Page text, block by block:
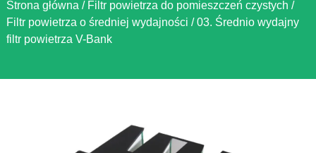
Strona główna / Filtr powietrza do pomieszczeń czystych /
Filtr powietrza o średniej wydajności /03. Średnio wydajny
filtr powietrza V-Bank